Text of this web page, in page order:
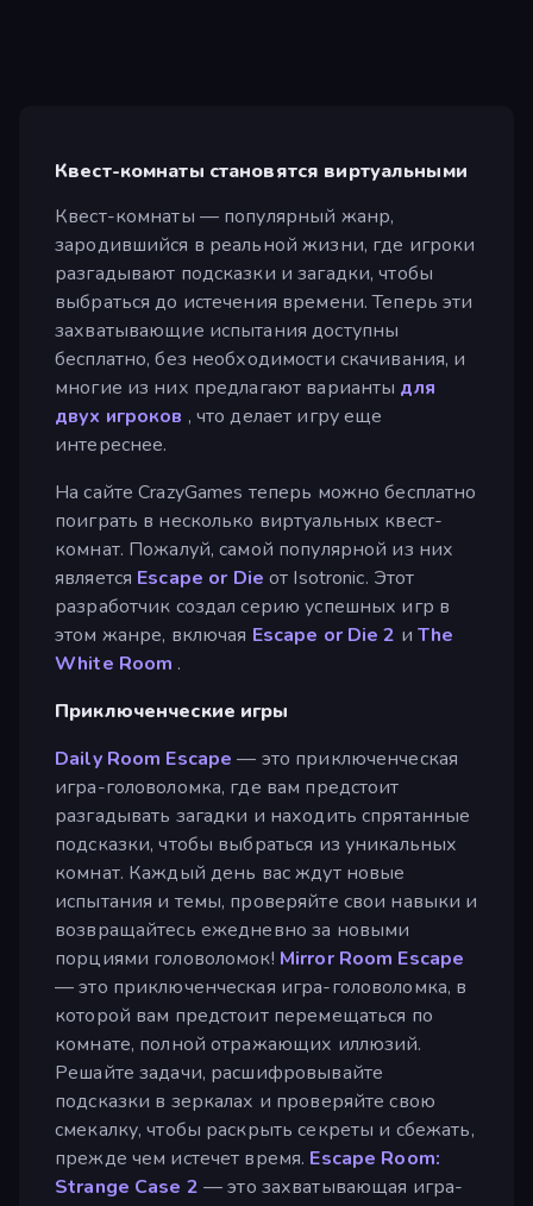
Квест-комнаты становятся виртуальными
Квест-комнаты — популярный жанр,
зародившийся в реальной жизни, где игроки
разгадывают подсказки и загадки, чтобы
выбраться до истечения времени. Теперь эти
захватывающие испытания доступны
бесплатно, без необходимости скачивания, и
многие из них предлагают варианты для
двух игроков , что делает игру еще
интереснее.
На сайте CrazyGames теперь можно бесплатно
поиграть в несколько виртуальных квест-
комнат. Пожалуй, самой популярной из них
является Escape or Die от Isotronic. Этот
разработчик создал серию успешных игр в
этом жанре, включая Escape or Die 2 иThe
White Room .
Приключенческие игры
Daily Room Escape — это приключенческая
игра-головоломка, где вам предстоит
разгадывать загадки и находить спрятанные
подсказки, чтобы выбраться из уникальных
комнат. Каждый день вас ждут новые
испытания и темы, проверяйте свои навыки и
возвращайтесь ежедневно за новыми
порциями головоломок! Mirror Room Escape
— это приключенческая игра-головоломка, в
которой вам предстоит перемещаться по
комнате, полной отражающих иллюзий.
Решайте задачи, расшифровывайте
подсказки в зеркалах и проверяйте свою
смекалку, чтобы раскрыть секреты и сбежать,
прежде чем истечет время. Escape Room:
Strange Case 2 — это захватывающая игра-